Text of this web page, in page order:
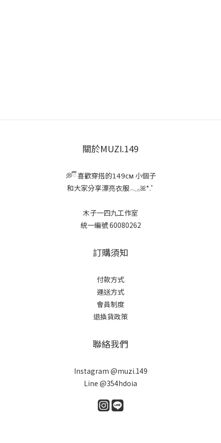
關於MUZI.149
💭ྀི 喜歡穿搭的𝟣𝟦𝟫ᴄᴍ 小個子
和大家分享漂亮衣服𓂃𓂂ꕤ*.ﾟ
木子一四九工作室
統一編號 60080262
訂購須知
付款方式
運送方式
會員制度
退換貨政策
聯絡我們
Instagram @muzi.149
Line @354hdoia